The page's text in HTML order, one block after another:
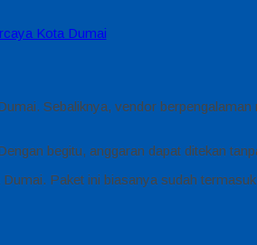
Sebaliknya, vendor
begitu, anggaran dapat ditekan
Paket ini biasanya sudah